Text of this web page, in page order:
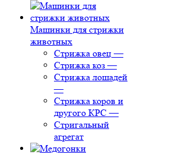
Машинки для стрижки
животных
Стрижка овец —
Стрижка коз —
Стрижка лошадей
—
Стрижка коров и
другого КРС —
Стригальный
агрегат